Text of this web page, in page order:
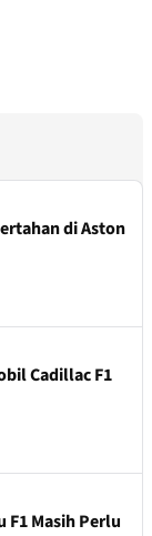
di Aston
Cadillac F1
F1 Masih Perlu